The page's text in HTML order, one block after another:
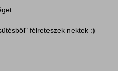
félreteszek nektek :)